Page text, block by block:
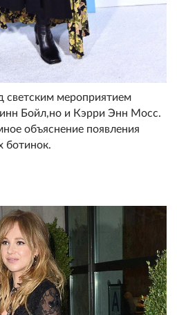
светским мероприятием
Бойл,но и Кэрри Энн Мосс.
объяснение появления
ботинок.